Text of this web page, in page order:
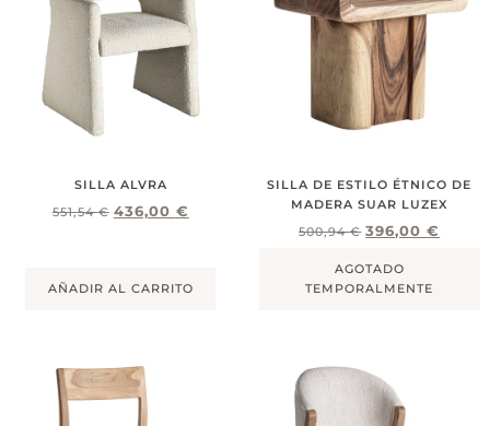
SILLA ALVRA
551,54€ 436,00 €
AÑADIR AL CARRITO
SILLA DE ESTILO ÉTNICO DE
MADERA SUAR LUZEX
500,94€ 396,00€
AGOTADO
TEMPORALMENTE